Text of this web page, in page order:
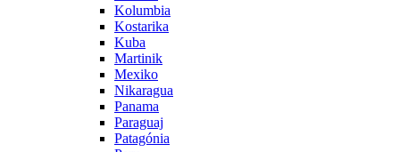
Kolumbia
Kostarika
Kuba
Martinik
Mexiko
Nikaragua
Panama
Paraguaj
Patagónia